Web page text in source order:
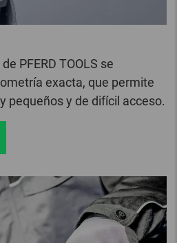
PFERD TOOLS se
exacta, que permite
pequeños y de difícil acceso.